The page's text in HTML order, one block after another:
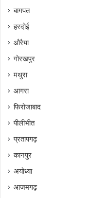
बागपत
हरदोई
औरैया
गोरखपुर
मथुरा
आगरा
फिरोजाबाद
पीलीभीत
प्रतापगढ़
कानपुर
अयोध्या
आजमगढ़